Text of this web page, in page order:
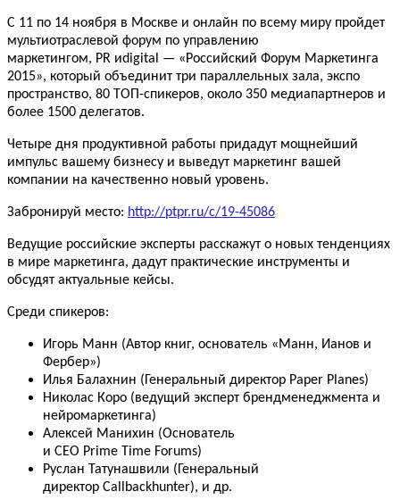
С 11 по 14 ноября в Москве и онлайн по всему миру пройдет
мультиотраслевой форум по управлению
маркетингом, PR иdigital — «Российский Форум Маркетинга
2015», который объединит три параллельных зала, экспо
пространство, 80 ТОП-спикеров, около 350 медиапартнеров и
более 1500 делегатов.
Четыре дня продуктивной работы придадут мощнейший
импульс вашему бизнесу и выведут маркетинг вашей
компании на качественно новый уровень.
Забронируй место: http://ptpr.ru/c/19-45086
Ведущие российские эксперты расскажут о новых тенденциях
в мире маркетинга, дадут практические инструменты и
обсудят актуальные кейсы.
Среди спикеров:
Игорь Манн (Автор книг, основатель «Манн, Ианов и
Фербер»)
Илья Балахнин (Генеральный директор Paper Planes)
Николас Коро (ведущий эксперт брендменеджмента и
нейромаркетинга)
Алексей Манихин (Основатель
и CEO Prime Time Forums)
Руслан Татунашвили (Генеральный
директор Callbackhunter), и др.